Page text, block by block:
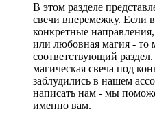
В этом разделе
свечи вперемежку. Если
конкретные
или любовная магия - то
соответствующий
магическая свеча под
заблудились в нашем
написать нам - мы
именно вам.